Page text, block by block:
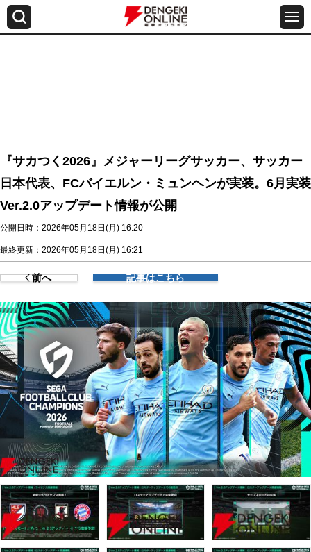
『サカつく2026』メジャーリーグサッカー、サッカー
日本代表、FCバイエルン・ミュンヘンが実装。6月実装
Ver.2.0アップデート情報が公開
公開日時：2026年05月18日(月) 16:20
最終更新：2026年05月18日(月) 16:21
前へ 記事はこちら